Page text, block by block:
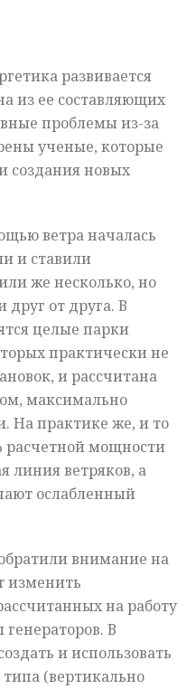
развивается
из ее составляющих
проблемы из-за
ученые, которые
создания новых
ветра началась
и ставили
же несколько, но
от друга. В
целые парки
практически не
и рассчитана
максимально
На практике же, и то
расчетной мощности
линия ветряков, а
ослабленный
внимание на
изменить
на работу
В
и использовать
(вертикально